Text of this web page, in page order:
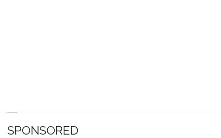
SPONSORED